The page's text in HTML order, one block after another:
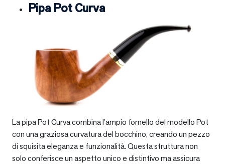
Pipa Pot Curva
La pipa Pot Curva combina l’ampio fornello del modello Pot
con una graziosa curvatura del bocchino, creando un pezzo
di squisita eleganza e funzionalità. Questa struttura non
solo conferisce un aspetto unico e distintivo ma assicura